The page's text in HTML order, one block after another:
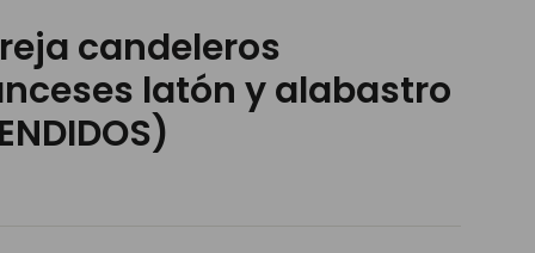
candeleros
latón y alabastro